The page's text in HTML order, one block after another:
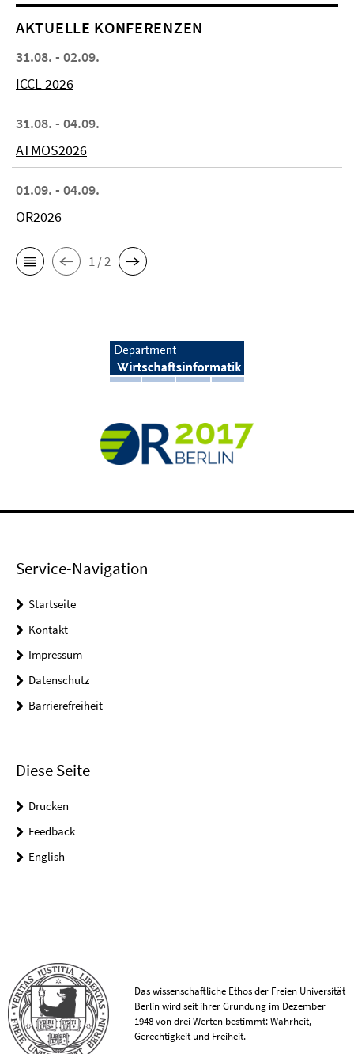
AKTUELLE KONFERENZEN
31.08. - 02.09.
ICCL 2026
31.08. - 04.09.
ATMOS2026
01.09. - 04.09.
OR2026
1 / 2
Service-Navigation
Startseite
Kontakt
Impressum
Datenschutz
Barrierefreiheit
Diese Seite
Drucken
Feedback
English
Das wissenschaftliche Ethos der Freien Universität
Berlin wird seit ihrer Gründung im Dezember
1948 von drei Werten bestimmt: Wahrheit,
Gerechtigkeit und Freiheit.